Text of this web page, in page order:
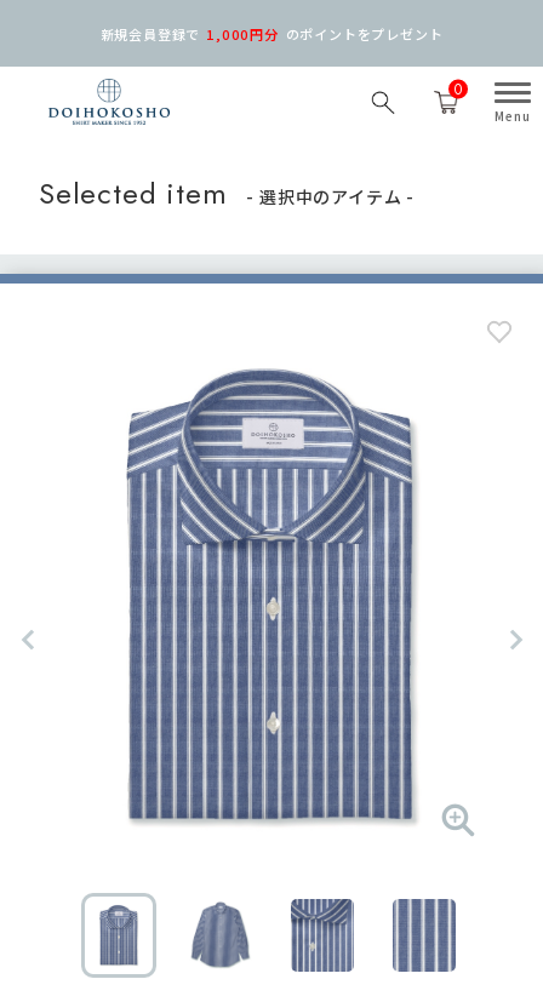
0
新規会員登録で 1,000円分 のポイントをプレゼント
Selected item - 選択中のアイテム -